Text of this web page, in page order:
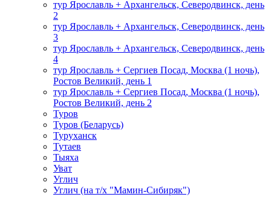
тур Ярославль + Архангельск, Северодвинск, день
2
тур Ярославль + Архангельск, Северодвинск, день
3
тур Ярославль + Архангельск, Северодвинск, день
4
тур Ярославль + Сергиев Посад, Москва (1 ночь),
Ростов Великий, день 1
тур Ярославль + Сергиев Посад, Москва (1 ночь),
Ростов Великий, день 2
Туров
Туров (Беларусь)
Туруханск
Тутаев
Тыяха
Уват
Углич
Углич (на т/х "Мамин-Сибиряк")